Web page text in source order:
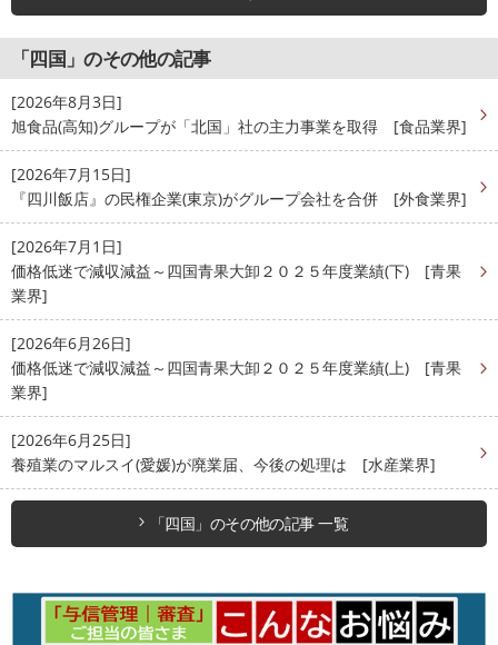
「四国」のその他の記事
[2026年8月3日]
旭食品(高知)グループが「北国」社の主力事業を取得 [食品業界]
[2026年7月15日]
『四川飯店』の民権企業(東京)がグループ会社を合併 [外食業界]
[2026年7月1日]
価格低迷で減収減益～四国青果大卸２０２５年度業績(下) [青果
業界]
[2026年6月26日]
価格低迷で減収減益～四国青果大卸２０２５年度業績(上) [青果
業界]
[2026年6月25日]
養殖業のマルスイ(愛媛)が廃業届、今後の処理は [水産業界]
「四国」のその他の記事 一覧